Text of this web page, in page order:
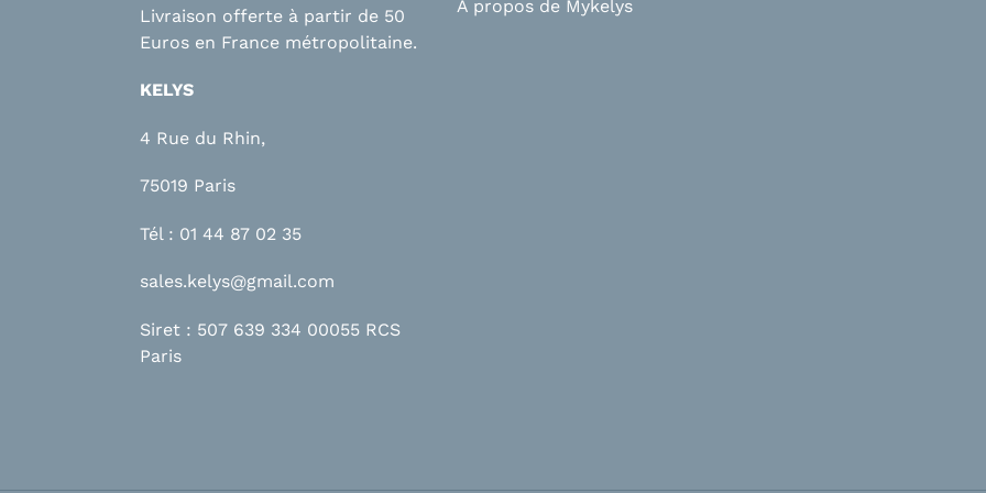
Livraison offerte à partir de 50
Euros en France métropolitaine.
KELYS
4 Rue du Rhin,
75019 Paris
Tél : 01 44 87 02 35
sales.kelys@gmail.com
Siret : 507 639 334 00055 RCS
Paris
A propos de Mykelys